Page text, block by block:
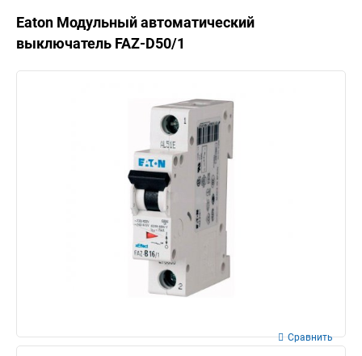
Eaton Модульный автоматический
выключатель FAZ-D50/1
Сравнить